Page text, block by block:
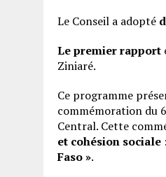
Le Conseil a adopté
Le premier rapport
Ziniaré.
Ce programme
commémoration du
Central. Cette
et cohésion
Faso ».